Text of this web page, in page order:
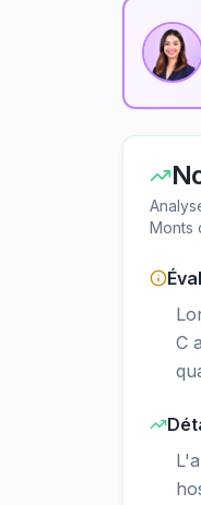
Monts
C